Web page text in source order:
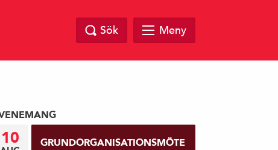
Sök Meny
10 GRUNDORGANISATIONSMÖTE